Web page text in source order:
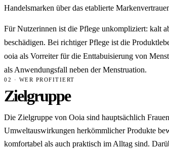
Handelsmarken über das etablierte
Für Nutzerinnen ist die Pflege unkompliziert: kalt
beschädigen. Bei richtiger Pflege ist die
ooia als Vorreiter für die Enttabuisierung von
als Anwendungsfall neben der Menstruation.
02 · WER PROFITIERT
Zielgruppe
Die Zielgruppe von Ooia sind hauptsächlich
Umweltauswirkungen herkömmlicher Produkte
komfortabel als auch praktisch im Alltag sind.